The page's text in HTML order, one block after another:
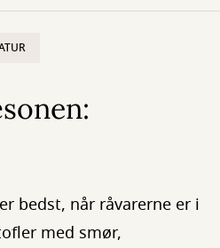
bedst, når råvarerne er i
med smør,